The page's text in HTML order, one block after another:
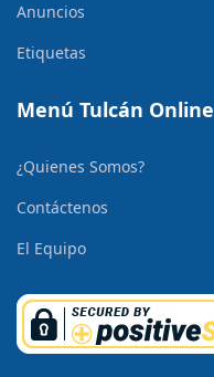
Anuncios
Etiquetas
Menú Tulcán Online
¿Quienes Somos?
Contáctenos
El Equipo